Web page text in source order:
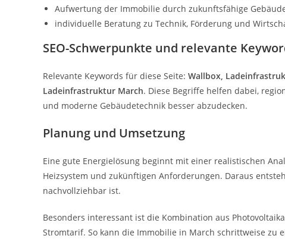
Aufwertung der Immobilie durch zukunftsfähige
individuelle Beratung zu Technik, Förderung und
SEO-Schwerpunkte und relevante
Relevante Keywords für diese Seite: Wallbox,
Ladeinfrastruktur March. Diese Begriffe helfen dabei,
und moderne Gebäudetechnik besser abzudecken.
Planung und Umsetzung
Eine gute Energielösung beginnt mit einer realistischen
Heizsystem und zukünftigen Anforderungen. Daraus
nachvollziehbar ist.
Besonders interessant ist die Kombination aus
Stromtarif. So kann die Immobilie in March schrittweise zu